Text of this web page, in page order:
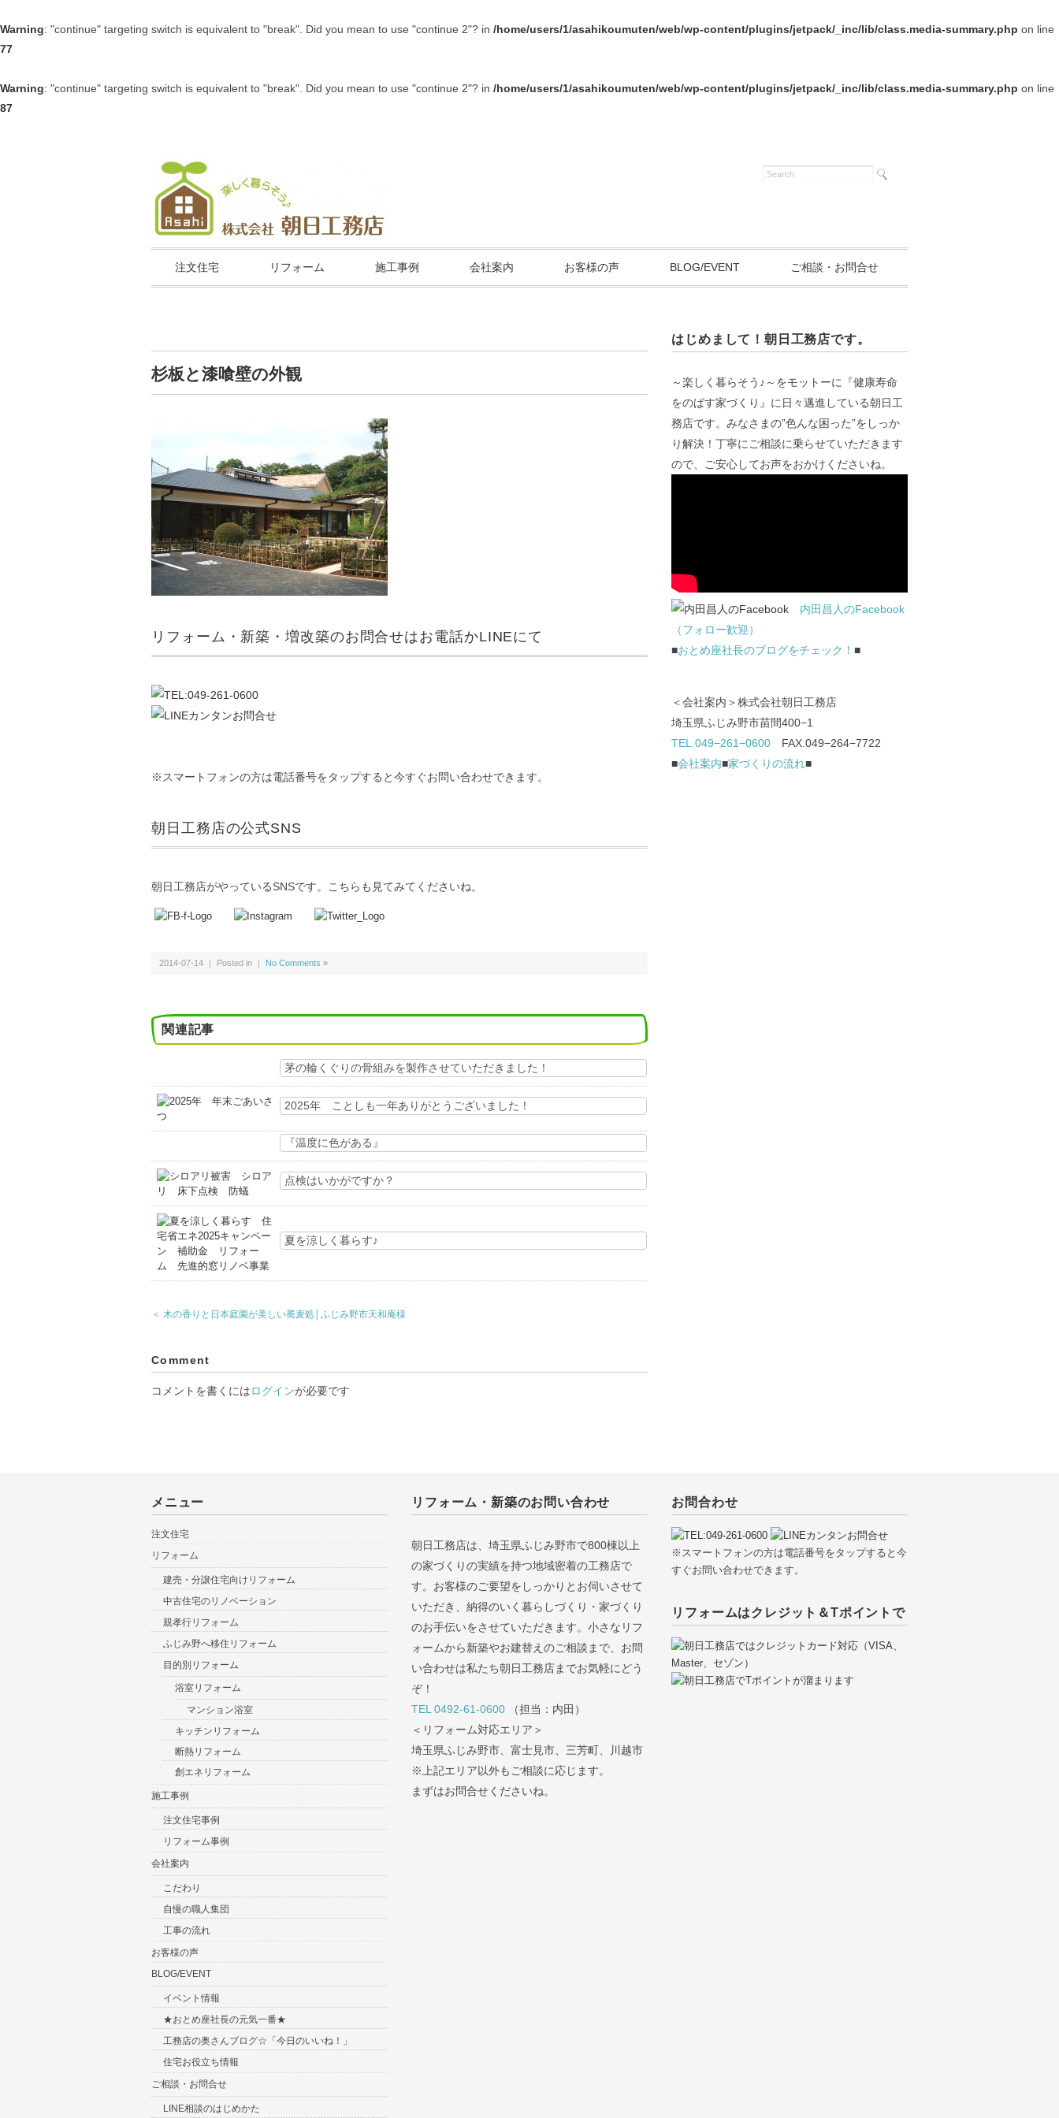
Warning: "continue" targeting switch is equivalent to "break". Did you mean to use "continue 2"? in /home/users/1/asahikoumuten/web/wp-content/plugins/jetpack/_inc/lib/class.media-summary.php on line
77
Warning: "continue" targeting switch is equivalent to "break". Did you mean to use "continue 2"? in /home/users/1/asahikoumuten/web/wp-content/plugins/jetpack/_inc/lib/class.media-summary.php on line
87
注文住宅 リフォーム 施工事例 会社案内 お客様の声 BLOG/EVENT ご相談・お問合せ
杉板と漆喰壁の外観
リフォーム・新築・増改築のお問合せはお電話かLINEにて
※スマートフォンの方は電話番号をタップすると今すぐお問い合わせできます。
朝日工務店の公式SNS
朝日工務店がやっているSNSです。こちらも見てみてくださいね。
2014-07-14 ｜ Posted in ｜ No Comments »
関連記事
茅の輪くぐりの骨組みを製作させていただきました！
2025年 ことしも一年ありがとうございました！
『温度に色がある』
点検はいかがですか？
夏を涼しく暮らす♪
＜ 木の香りと日本庭園が美しい蕎麦処│ふじみ野市天和庵様
Comment
コメントを書くにはログインが必要です
はじめまして！朝日工務店です。
～楽しく暮らそう♪～をモットーに『健康寿命
をのばす家づくり』に日々邁進している朝日工
務店です。みなさまの”色んな困った”をしっか
り解決！丁寧にご相談に乗らせていただきます
ので、ご安心してお声をおかけくださいね。
内田昌人のFacebook
（フォロー歓迎）
■おとめ座社長のブログをチェック！■
＜会社案内＞株式会社朝日工務店
埼玉県ふじみ野市苗間400−1
TEL.049−261−0600 FAX.049−264−7722
■会社案内■家づくりの流れ■
メニュー
注文住宅
リフォーム
建売・分譲住宅向けリフォーム
中古住宅のリノベーション
親孝行リフォーム
ふじみ野へ移住リフォーム
目的別リフォーム
浴室リフォーム
マンション浴室
キッチンリフォーム
断熱リフォーム
創エネリフォーム
施工事例
注文住宅事例
リフォーム事例
会社案内
こだわり
自慢の職人集団
工事の流れ
お客様の声
BLOG/EVENT
イベント情報
★おとめ座社長の元気一番★
工務店の奥さんブログ☆「今日のいいね！」
住宅お役立ち情報
ご相談・お問合せ
LINE相談のはじめかた
リフォーム・新築のお問い合わせ
朝日工務店は、埼玉県ふじみ野市で800棟以上
の家づくりの実績を持つ地域密着の工務店で
す。お客様のご要望をしっかりとお伺いさせて
いただき、納得のいく暮らしづくり・家づくり
のお手伝いをさせていただきます。小さなリフ
ォームから新築やお建替えのご相談まで、お問
い合わせは私たち朝日工務店までお気軽にどう
ぞ！
TEL 0492-61-0600 （担当：内田）
＜リフォーム対応エリア＞
埼玉県ふじみ野市、富士見市、三芳町、川越市
※上記エリア以外もご相談に応じます。
まずはお問合せくださいね。
お問合わせ
※スマートフォンの方は電話番号をタップすると今
すぐお問い合わせできます。
リフォームはクレジット＆Tポイントで